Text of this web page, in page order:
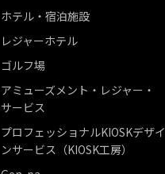
ホテル・宿泊施設
レジャーホテル
ゴルフ場
アミューズメント・レジャー・
サービス
プロフェッショナルKIOSKデザイ
ンサービス（KIOSK工房）